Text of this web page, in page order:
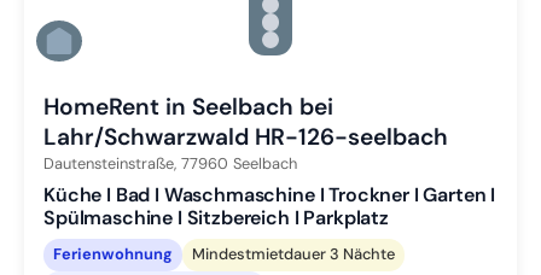
Zu Slide 3 wechseln
Zu Slide 4 wechseln
Zu Slide 5 wechseln
Zu Slide 6 wechseln
HomeRent in Seelbach bei
Lahr/Schwarzwald HR-126-seelbach
Dautensteinstraße, 77960 Seelbach
Küche I Bad I Waschmaschine I Trockner I Garten I
Spülmaschine I Sitzbereich I Parkplatz
Ferienwohnung
Mindestmietdauer 3 Nächte